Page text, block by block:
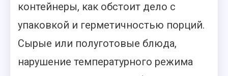
контейнеры, как обстоит дело с
упаковкой и герметичностью порций.
Сырые или полуготовые блюда,
нарушение температурного режима